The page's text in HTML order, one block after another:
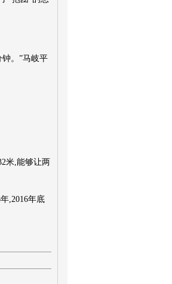
。”马岐平
米,能够让两
,2016年底